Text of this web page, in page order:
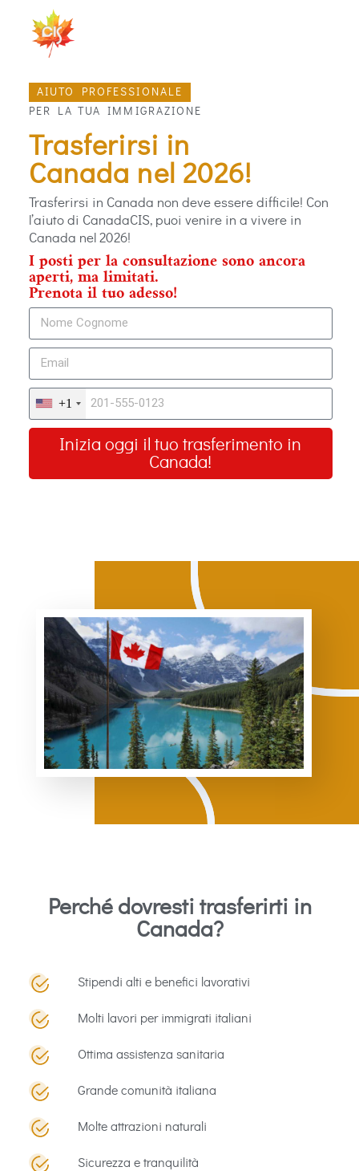
AIUTO PROFESSIONALE
PER LA TUA IMMIGRAZIONE
Trasferirsi in
Canada nel 2026!
Trasferirsi in Canada non deve essere difficile! Con
l’aiuto di CanadaCIS, puoi venire in a vivere in
Canada nel 2026!
I posti per la consultazione sono ancora
aperti, ma limitati.
Prenota il tuo adesso!
+1
Inizia oggi il tuo trasferimento in
Canada!
Perché dovresti trasferirti in
Canada?
Stipendi alti e benefici lavorativi
Molti lavori per immigrati italiani
Ottima assistenza sanitaria
Grande comunità italiana
Molte attrazioni naturali
Sicurezza e tranquilità